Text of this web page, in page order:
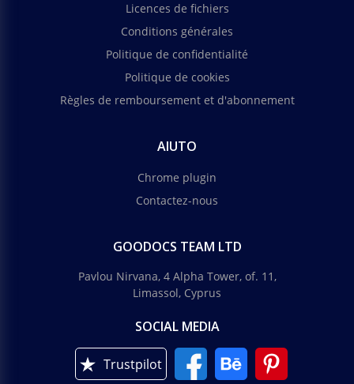
Licences de fichiers
Conditions générales
Politique de confidentialité
Politique de cookies
Règles de remboursement et d'abonnement
AIUTO
Chrome plugin
Contactez-nous
GOODOCS TEAM LTD
Pavlou Nirvana, 4 Alpha Tower, of. 11,
Limassol, Cyprus
SOCIAL MEDIA
Trustpilot